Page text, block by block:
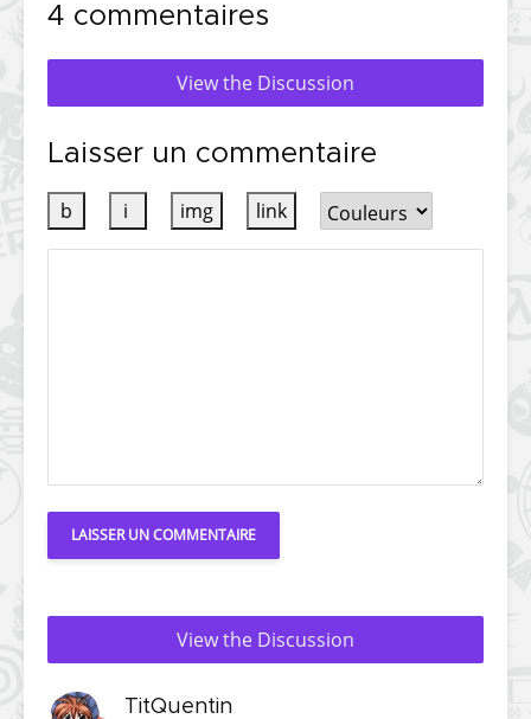
4 commentaires
View the Discussion
Laisser un commentaire
View the Discussion
TitQuentin